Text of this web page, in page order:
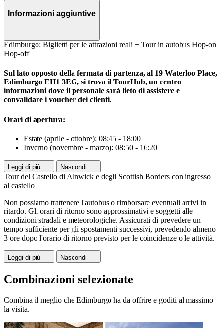
Informazioni aggiuntive
Edimburgo: Biglietti per le attrazioni reali + Tour in autobus Hop-on
Hop-off
Sul lato opposto della fermata di partenza, al 19 Waterloo Place,
Edimburgo EH1 3EG, si trova il TourHub, un centro
informazioni dove il personale sarà lieto di assistere e
convalidare i voucher dei clienti.
Orari di apertura:
Estate (aprile - ottobre): 08:45 - 18:00
Inverno (novembre - marzo): 08:50 - 16:20
Leggi di più Nascondi
Tour del Castello di Alnwick e degli Scottish Borders con ingresso
al castello
Non possiamo trattenere l'autobus o rimborsare eventuali arrivi in
ritardo. Gli orari di ritorno sono approssimativi e soggetti alle
condizioni stradali e meteorologiche. Assicurati di prevedere un
tempo sufficiente per gli spostamenti successivi, prevedendo almeno
3 ore dopo l'orario di ritorno previsto per le coincidenze o le attività.
Leggi di più Nascondi
Combinazioni selezionate
Combina il meglio che Edimburgo ha da offrire e goditi al massimo
la visita.